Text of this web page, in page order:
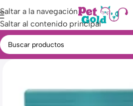
Saltar a la navegación
Saltar al contenido principal